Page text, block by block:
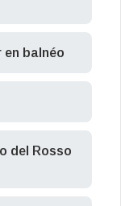
en balnéo
del Rosso